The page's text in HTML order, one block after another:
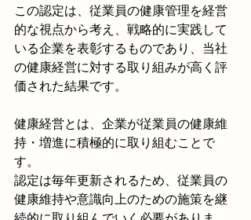
この認定は、従業員の健康管理を経営
的な視点から考え、戦略的に実践して
いる企業を表彰するものであり、当社
の健康経営に対する取り組みが高く評
価された結果です。
健康経営とは、企業が従業員の健康維
持・増進に積極的に取り組むことで
す。
認定は毎年更新されるため、従業員の
健康維持や意識向上のための施策を継